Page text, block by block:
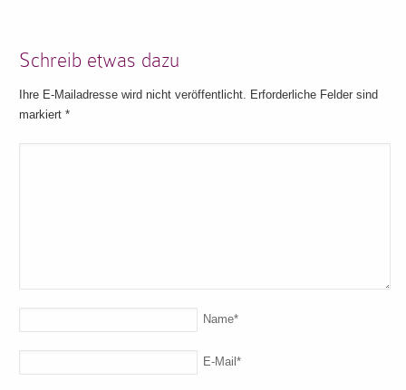
Schreib etwas dazu
Ihre E-Mailadresse wird nicht veröffentlicht. Erforderliche Felder sind
markiert*
Name*
E-Mail*